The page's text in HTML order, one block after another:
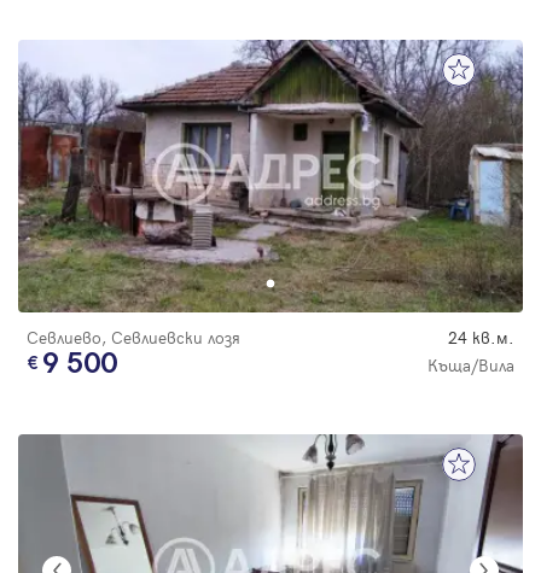
Севлиево, Севлиевски лозя 24 кв.м.
9 500 Къща/Вила